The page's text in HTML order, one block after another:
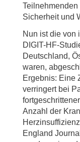
Sicherheit und
Nun ist die von
DIGIT-HF-
Deutschland,
waren,
Ergebnis: Eine
verringert bei
Anzahl der
England